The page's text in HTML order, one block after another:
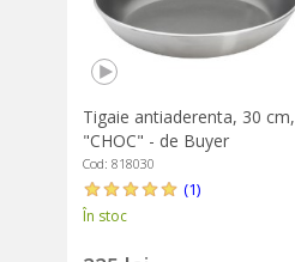
Tigaie antiaderenta, 30 cm,
"CHOC" - de Buyer
Cod: 818030
(1)
În stoc